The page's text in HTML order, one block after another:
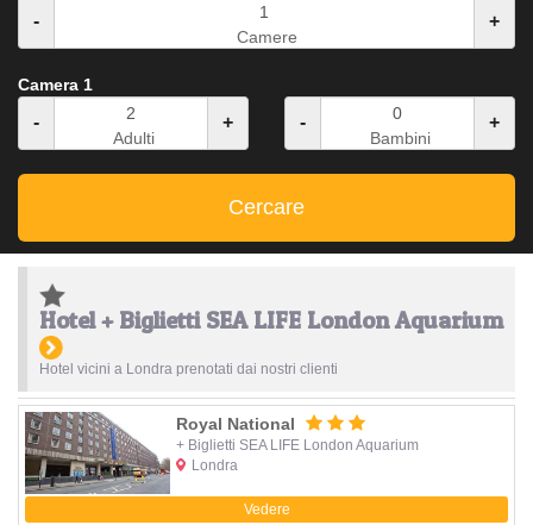
-
Camere
+
Camera 1
-
Adulti
+ -
Bambini
+
Cercare
Hotel + Biglietti SEA LIFE London Aquarium
Hotel vicini a Londra prenotati dai nostri clienti
Royal National
+ Biglietti SEA LIFE London Aquarium
Londra
Vedere